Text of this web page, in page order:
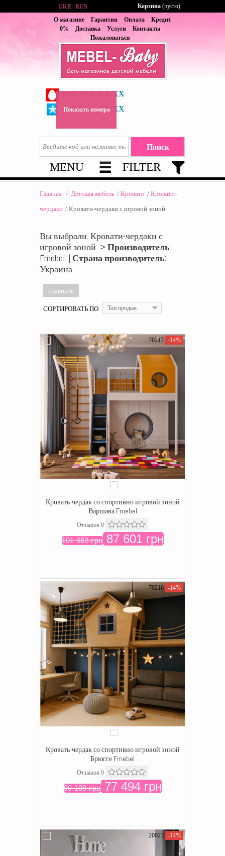
О магазине Гарантия Оплата
Кредит
0%
Доставка Услуги
Контакты
Пожаловаться
2XX-XX-XX
(067) 6XX-XX-XX
Показать номера
UKR RUS Корзина (пусто)
MENU FILTER
Главная / Детская мебель / Кровати / Кровати-
чердаки / Кровати-чердаки с игровой зоной
Вы выбрали: Кровати-чердаки с
игровой зоной > Производитель:
Fmebel. | Страна производитель::
Украина.
СОРТИРОВАТЬ ПО Топ продаж
70217 -14%
Кровать-чердак со спортивно игровой зоной
Варшава Fmebel
Отзывов 0
101 862 грн87 601 грн
70216 -14%
Кровать-чердак со спортивно игровой зоной
Брюгге Fmebel
Отзывов 0
90 109 грн77 494 грн
20023 -14%